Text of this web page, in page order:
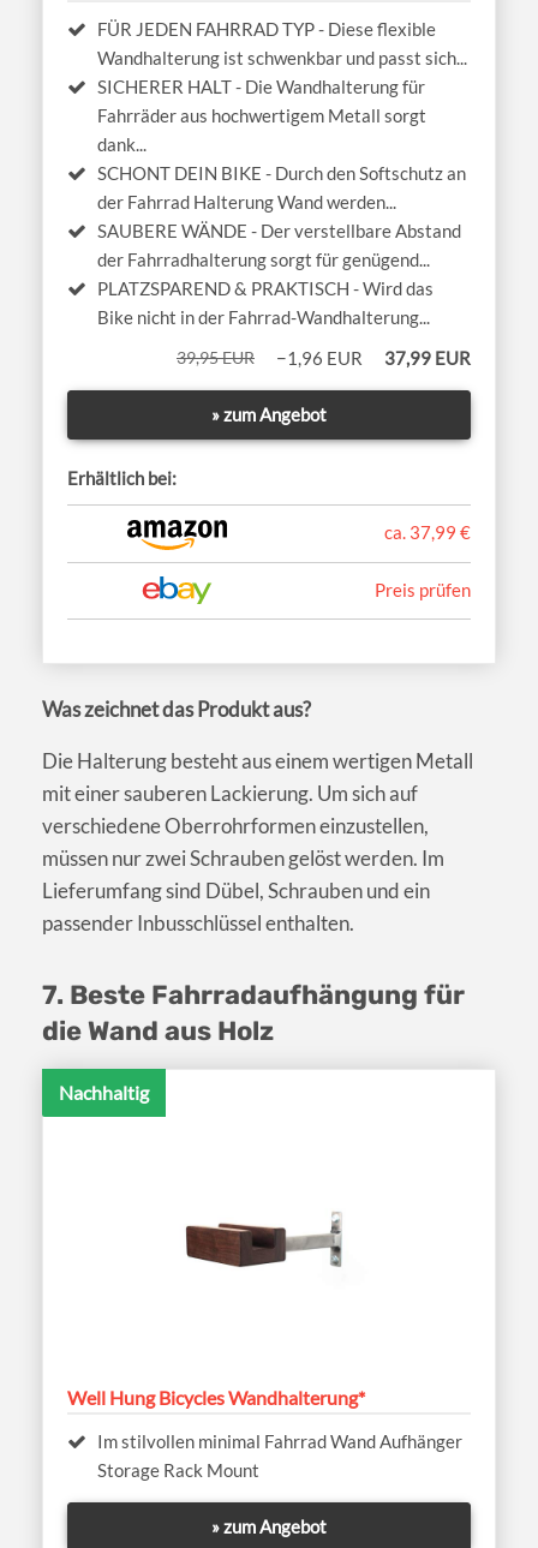
FÜR JEDEN FAHRRAD TYP - Diese flexible
Wandhalterung ist schwenkbar und passt sich...
SICHERER HALT - Die Wandhalterung für
Fahrräder aus hochwertigem Metall sorgt
dank...
SCHONT DEIN BIKE - Durch den Softschutz an
der Fahrrad Halterung Wand werden...
SAUBERE WÄNDE - Der verstellbare Abstand
der Fahrradhalterung sorgt für genügend...
PLATZSPAREND & PRAKTISCH - Wird das
Bike nicht in der Fahrrad-Wandhalterung...
39,95 EUR −1,96 EUR 37,99 EUR
» zum Angebot
Erhältlich bei:
ca. 37,99 €
Preis prüfen
Was zeichnet das Produkt aus?
Die Halterung besteht aus einem wertigen Metall
mit einer sauberen Lackierung. Um sich auf
verschiedene Oberrohrformen einzustellen,
müssen nur zwei Schrauben gelöst werden. Im
Lieferumfang sind Dübel, Schrauben und ein
passender Inbusschlüssel enthalten.
7. Beste Fahrradaufhängung für
die Wand aus Holz
Nachhaltig
Well Hung Bicycles Wandhalterung*
Im stilvollen minimal Fahrrad Wand Aufhänger
Storage Rack Mount
» zum Angebot